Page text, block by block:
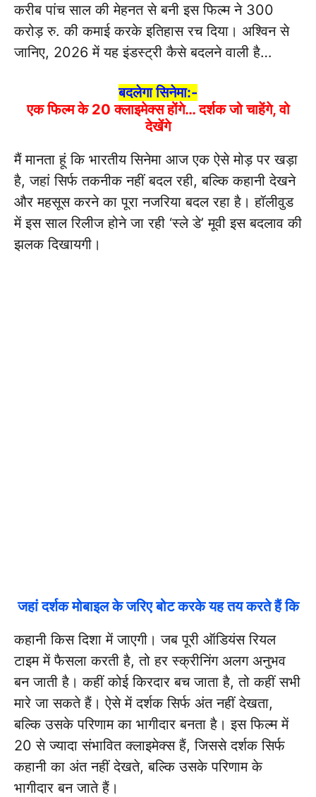
करीब पांच साल की मेहनत से बनी इस फिल्म ने 300
करोड़ रु. की कमाई करके इतिहास रच दिया। अश्विन से
जानिए, 2026 में यह इंडस्ट्री कैसे बदलने वाली है…
बदलेगा सिनेमा:-
एक फिल्म के 20 क्लाइमेक्स होंगे… दर्शक जो चाहेंगे, वो
देखेंगे
मैं मानता हूं कि भारतीय सिनेमा आज एक ऐसे मोड़ पर खड़ा
है, जहां सिर्फ तकनीक नहीं बदल रही, बल्कि कहानी देखने
और महसूस करने का पूरा नजरिया बदल रहा है। हॉलीवुड
में इस साल रिलीज होने जा रही ‘स्ले डे’ मूवी इस बदलाव की
झलक दिखायगी।
जहां दर्शक मोबाइल के जरिए बोट करके यह तय करते हैं कि
कहानी किस दिशा में जाएगी। जब पूरी ऑडियंस रियल
टाइम में फैसला करती है, तो हर स्क्रीनिंग अलग अनुभव
बन जाती है। कहीं कोई किरदार बच जाता है, तो कहीं सभी
मारे जा सकते हैं। ऐसे में दर्शक सिर्फ अंत नहीं देखता,
बल्कि उसके परिणाम का भागीदार बनता है। इस फिल्म में
20 से ज्यादा संभावित क्लाइमेक्स हैं, जिससे दर्शक सिर्फ
कहानी का अंत नहीं देखते, बल्कि उसके परिणाम के
भागीदार बन जाते हैं।